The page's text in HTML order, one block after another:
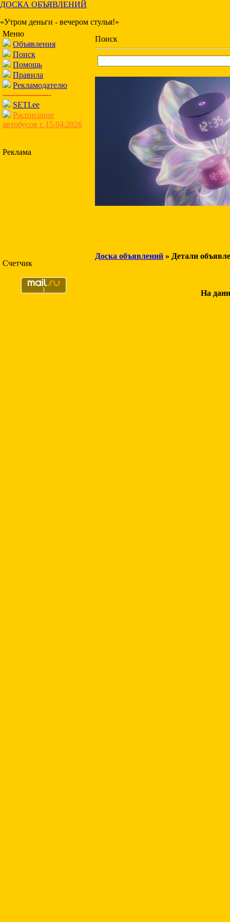
ДОСКА ОБЪЯВЛЕНИЙ
«Утром деньги - вечером стулья!»
Меню
Объявления
Поиск
Помощь
Правила
Рекламодателю
-------------------
SETI.ee
Расписание
автобусов с 15.04.2026
Реклама
Счетчик
Поиск
Доска объявлений » Детали
На